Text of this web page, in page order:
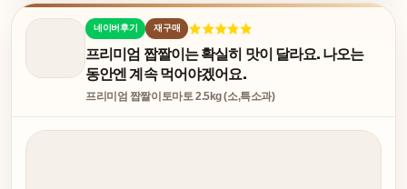
네이버후기 재구매
프리미엄 짭짤이는 확실히 맛이 달라요. 나오는
동안엔 계속 먹어야겠어요.
프리미엄 짭짤이토마토 2.5kg (소,특소과)